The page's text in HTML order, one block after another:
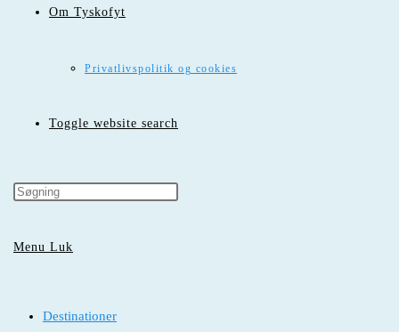
Om Tyskofyt
Privatlivspolitik og cookies
Toggle website search
Menu Luk
Destinationer